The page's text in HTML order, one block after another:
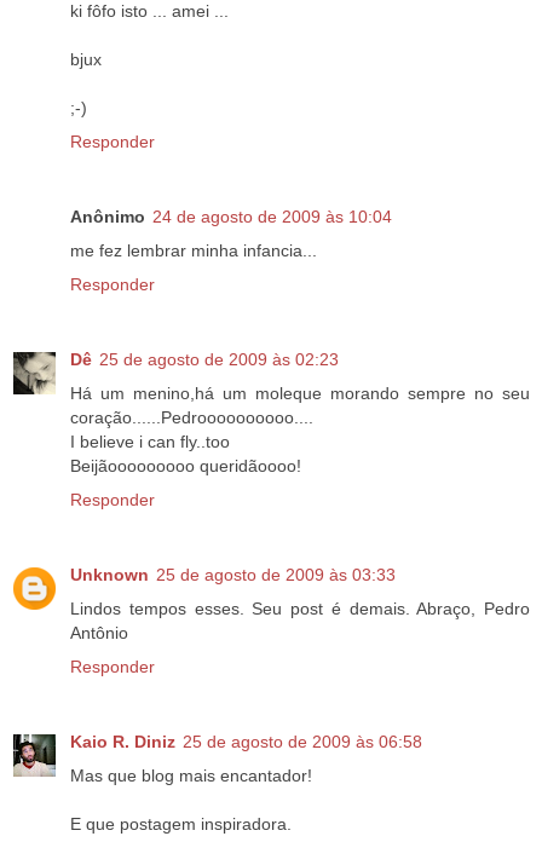
ki fôfo isto ... amei ...
bjux
;-)
Responder
Anônimo 24 de agosto de 2009 às 10:04
me fez lembrar minha infancia...
Responder
Dê 25 de agosto de 2009 às 02:23
Há um menino,há um moleque morando sempre no seu
coração......Pedroooooooooo....
I believe i can fly..too
Beijãooooooooo queridãoooo!
Responder
Unknown 25 de agosto de 2009 às 03:33
Lindos tempos esses. Seu post é demais. Abraço, Pedro
Antônio
Responder
Kaio R. Diniz 25 de agosto de 2009 às 06:58
Mas que blog mais encantador!
E que postagem inspiradora.